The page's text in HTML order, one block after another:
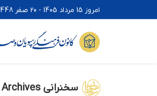
امروز 15 مرداد 1405 - 20 صفر 1448
سخنرانی Archives - کانون فرهنگی رهپویان وصال شیراز